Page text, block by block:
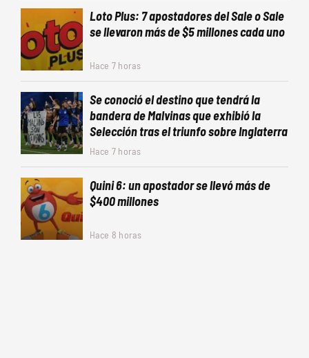
Loto Plus: 7 apostadores del Sale o Sale
se llevaron más de $5 millones cada uno
Hace 7 horas
Se conoció el destino que tendrá la
bandera de Malvinas que exhibió la
Selección tras el triunfo sobre Inglaterra
Hace 7 horas
Quini 6: un apostador se llevó más de
$400 millones
Hace 8 horas